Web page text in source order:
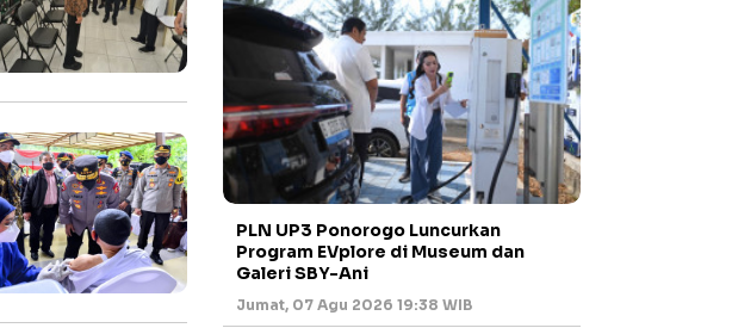
PLN UP3 Ponorogo Luncurkan
Program EVplore di Museum dan
Galeri SBY-Ani
Jumat, 07 Agu 2026 19:38 WIB